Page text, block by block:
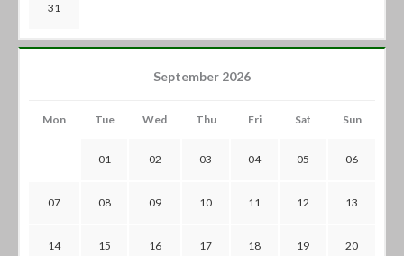
31
September 2026
Mon Tue Wed Thu Fri Sat Sun
01 02 03 04 05 06
07 08 09 10 11 12 13
14 15 16 17 18 19 20